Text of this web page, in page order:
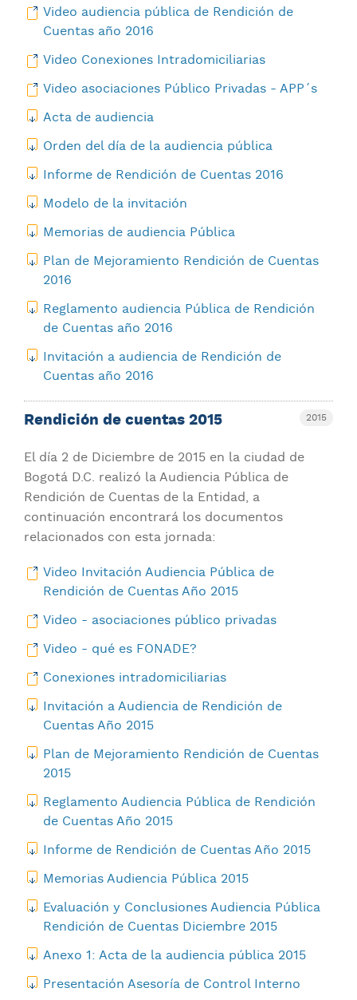
Video audiencia pública de Rendición de
Cuentas año 2016
Video Conexiones Intradomiciliarias
Video asociaciones Público Privadas - APP´s
Acta de audiencia
Orden del día de la audiencia pública
Informe de Rendición de Cuentas 2016
Modelo de la invitación
Memorias de audiencia Pública
Plan de Mejoramiento Rendición de Cuentas
2016
Reglamento audiencia Pública de Rendición
de Cuentas año 2016
Invitación a audiencia de Rendición de
Cuentas año 2016
2015
Rendición de cuentas 2015
El día 2 de Diciembre de 2015 en la ciudad de
Bogotá D.C. realizó la Audiencia Pública de
Rendición de Cuentas de la Entidad, a
continuación encontrará los documentos
relacionados con esta jornada:
Video Invitación Audiencia Pública de
Rendición de Cuentas Año 2015
Video - asociaciones público privadas
Video - qué es FONADE?
Conexiones intradomiciliarias
Invitación a Audiencia de Rendición de
Cuentas Año 2015
Plan de Mejoramiento Rendición de Cuentas
2015
Reglamento Audiencia Pública de Rendición
de Cuentas Año 2015
Informe de Rendición de Cuentas Año 2015
Memorias Audiencia Pública 2015
Evaluación y Conclusiones Audiencia Pública
Rendición de Cuentas Diciembre 2015
Anexo 1: Acta de la audiencia pública 2015
Presentación Asesoría de Control Interno